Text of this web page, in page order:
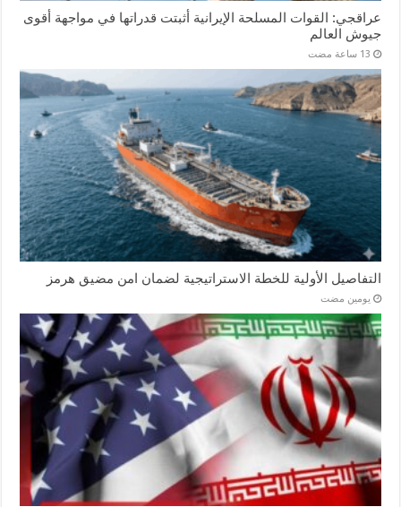
عراقجي: القوات المسلحة الإيرانية أثبتت قدراتها في مواجهة أقوى
جيوش العالم
التفاصيل الأولية للخطة الاستراتيجية لضمان امن مضيق هرمز
‏يومين مضت